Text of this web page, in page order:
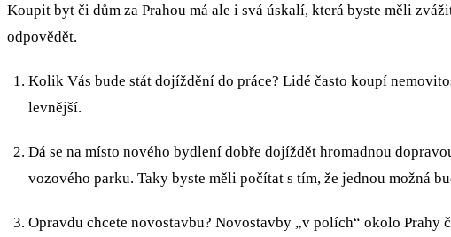
Koupit byt či dům za Prahou má ale i svá úskalí, která byste měli
odpovědět.
Kolik Vás bude stát dojíždění do práce? Lidé často koupí
levnější.
Dá se na místo nového bydlení dobře dojíždět hromadnou
vozového parku. Taky byste měli počítat s tím, že jednou možná
Opravdu chcete novostavbu? Novostavby „v polích“ okolo Prahy